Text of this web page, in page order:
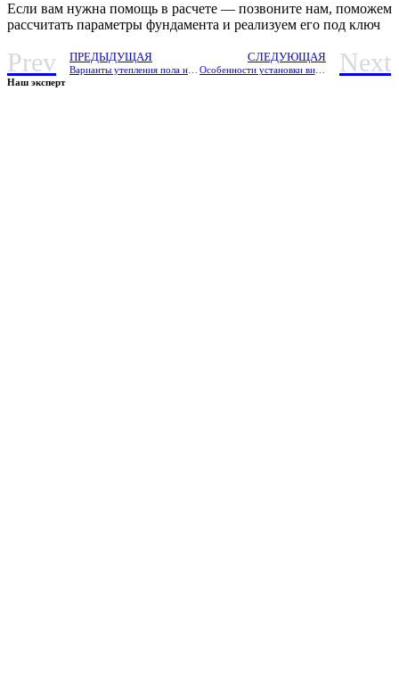
Если вам нужна помощь в расчете — позвоните нам, поможем
рассчитать параметры фундамента и реализуем его под ключ
Prev ПРЕДЫДУЩАЯ СЛЕДУЮЩАЯ
Особенности установки винтовых свай в сложных грунтах Next
Наш эксперт